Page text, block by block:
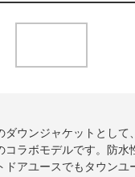
ウンジャケットとして
ラボモデルです。防水
アユースでもタウンユ